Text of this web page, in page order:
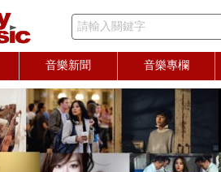
請輸入關鍵字
音樂新聞 音樂專欄